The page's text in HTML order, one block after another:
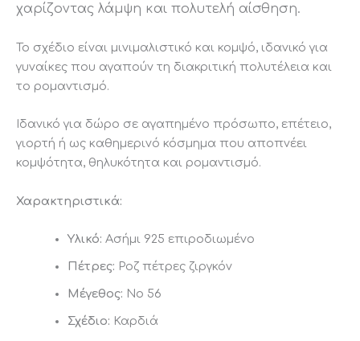
χαρίζοντας λάμψη και πολυτελή αίσθηση.
Το σχέδιο είναι μινιμαλιστικό και κομψό, ιδανικό για
γυναίκες που αγαπούν τη διακριτική πολυτέλεια και
το ρομαντισμό.
Ιδανικό για δώρο σε αγαπημένο πρόσωπο, επέτειο,
γιορτή ή ως καθημερινό κόσμημα που αποπνέει
κομψότητα, θηλυκότητα και ρομαντισμό.
Χαρακτηριστικά:
Υλικό: Ασήμι 925 επιροδιωμένο
Πέτρες: Ροζ πέτρες ζιργκόν
Μέγεθος: No 56
Σχέδιο: Καρδιά